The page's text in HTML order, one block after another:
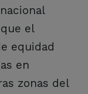
el
equidad
en
zonas del